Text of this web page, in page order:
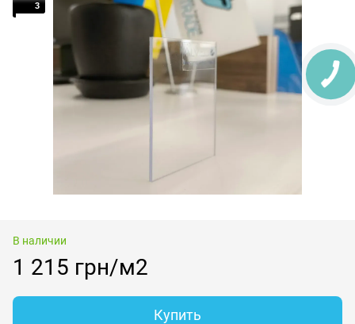
3
В наличии
1 215 грн/м2
Купить